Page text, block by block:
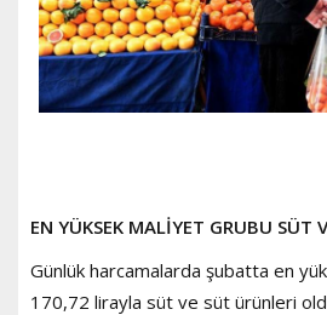
EN YÜKSEK MALİYET GRUBU SÜT
Günlük harcamalarda şubatta en
170,72 lirayla süt ve süt ürünleri